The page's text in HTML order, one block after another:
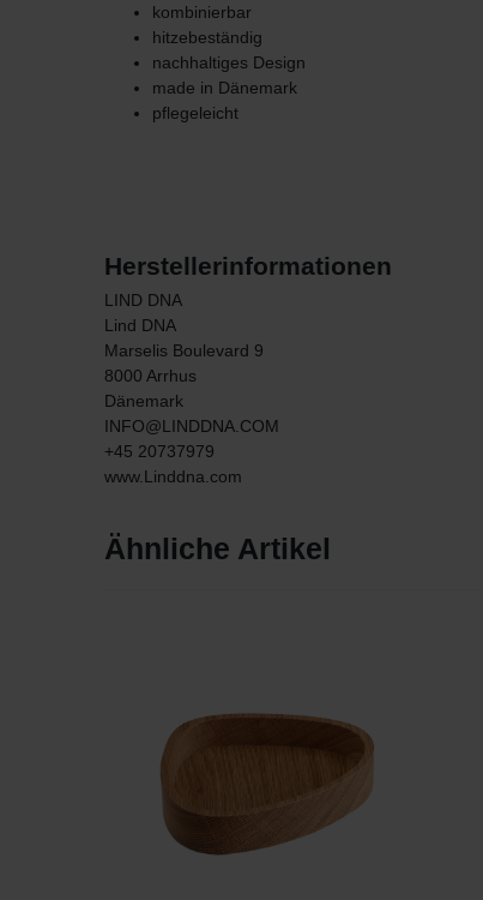
kombinierbar
hitzebeständig
nachhaltiges Design
made in Dänemark
pflegeleicht
Herstellerinformationen
LIND DNA
Lind DNA
Marselis Boulevard 9
8000 Arrhus
Dänemark
INFO@LINDDNA.COM
+45 20737979
www.Linddna.com
Ähnliche Artikel